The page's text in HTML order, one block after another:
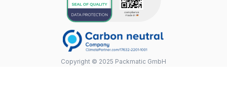
Copyright © 2025 Packmatic GmbH